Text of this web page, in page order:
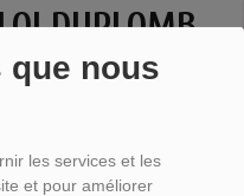
que nous
les services et les
et pour améliorer
DUPLOMB